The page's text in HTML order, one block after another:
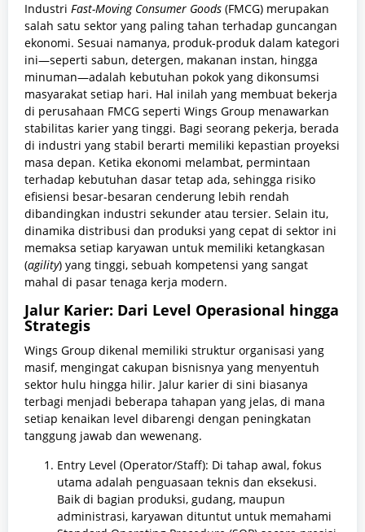
Industri Fast-Moving Consumer Goods (FMCG) merupakan
salah satu sektor yang paling tahan terhadap guncangan
ekonomi. Sesuai namanya, produk-produk dalam kategori
ini—seperti sabun, detergen, makanan instan, hingga
minuman—adalah kebutuhan pokok yang dikonsumsi
masyarakat setiap hari. Hal inilah yang membuat bekerja
di perusahaan FMCG seperti Wings Group menawarkan
stabilitas karier yang tinggi. Bagi seorang pekerja, berada
di industri yang stabil berarti memiliki kepastian proyeksi
masa depan. Ketika ekonomi melambat, permintaan
terhadap kebutuhan dasar tetap ada, sehingga risiko
efisiensi besar-besaran cenderung lebih rendah
dibandingkan industri sekunder atau tersier. Selain itu,
dinamika distribusi dan produksi yang cepat di sektor ini
memaksa setiap karyawan untuk memiliki ketangkasan
(agility) yang tinggi, sebuah kompetensi yang sangat
mahal di pasar tenaga kerja modern.
Jalur Karier: Dari Level Operasional hingga
Strategis
Wings Group dikenal memiliki struktur organisasi yang
masif, mengingat cakupan bisnisnya yang menyentuh
sektor hulu hingga hilir. Jalur karier di sini biasanya
terbagi menjadi beberapa tahapan yang jelas, di mana
setiap kenaikan level dibarengi dengan peningkatan
tanggung jawab dan wewenang.
Entry Level (Operator/Staff): Di tahap awal, fokus
utama adalah penguasaan teknis dan eksekusi.
Baik di bagian produksi, gudang, maupun
administrasi, karyawan dituntut untuk memahami